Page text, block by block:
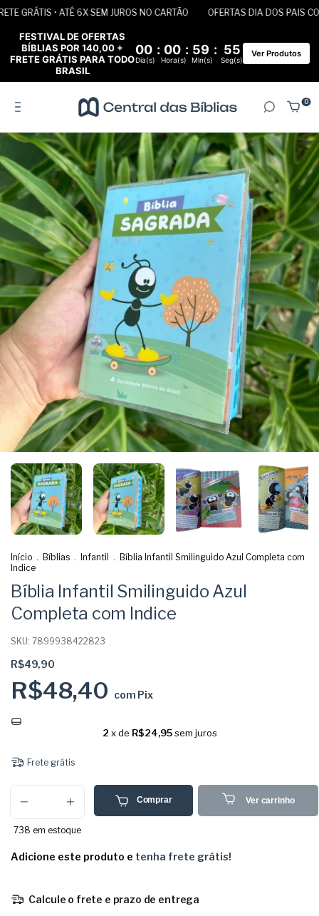
GRÁTIS • ATÉ 6X SEM JUROS NO CARTÃO OFERTAS DIA DOS PAIS
FESTIVAL DE OFERTAS
BÍBLIAS POR 140,00 +
FRETE GRÁTIS PARA TODO
BRASIL
00 : 00 : 59 : 55
Dia(s) Hora(s) Min(s) Seg(s)
Ver Produtos
0
Início . Bíblias . Infantil . Bíblia Infantil Smilinguido Azul Completa com
Indice
Bíblia Infantil Smilinguido Azul
Completa com Indice
SKU: 7899938422823
R$49,90
R$48,40 com Pix
2 x de R$24,95 sem juros
Frete grátis
738 em estoque
Comprar Ver carrinho
Adicione este produto e tenha frete grátis!
Calcule o frete e prazo de entrega